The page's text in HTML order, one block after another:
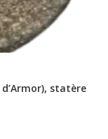
statère